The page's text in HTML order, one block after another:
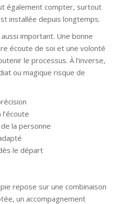
également compter, surtout
installée depuis longtemps.
important. Une bonne
écoute de soi et une volonté
le processus. À l’inverse,
ou magique risque de
la personne
le départ
repose sur une combinaison
un accompagnement